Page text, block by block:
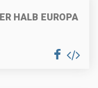
HALB EUROPA